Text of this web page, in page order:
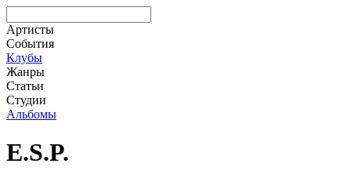
Артисты
События
Клубы
Жанры
Статьи
Студии
Альбомы
E.S.P.